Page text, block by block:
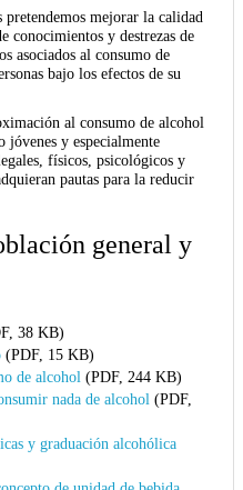
mejorar la calidad
conocimientos y destrezas de
asociados al consumo de
bajo los efectos de su
al consumo de alcohol
y especialmente
físicos, psicológicos y
pautas para la reducir
general y
38 KB)
(PDF, 15 KB)
de alcohol (PDF, 244 KB)
nada de alcohol (PDF,
y graduación alcohólica